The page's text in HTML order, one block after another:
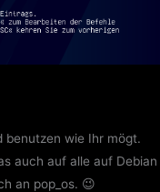
benutzen wie Ihr mögt.
auch auf alle auf Debian
an pop_os. 😉